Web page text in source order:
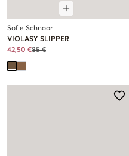
Sofie Schnoor
VIOLASY SLIPPER
42,50 €85 €